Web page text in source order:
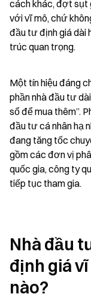
cách khác, đợt sụt
với vĩ mô, chứ
đầu tư định giá dài
trúc quan trọng.
Một tín hiệu đáng
phần nhà đầu tư
sổ để mua thêm”.
đầu tư cá nhân hạ
đang tăng tốc
gồm các đơn vị
quốc gia, công ty
tiếp tục tham gia.
Nhà đầu
định giá
nào?